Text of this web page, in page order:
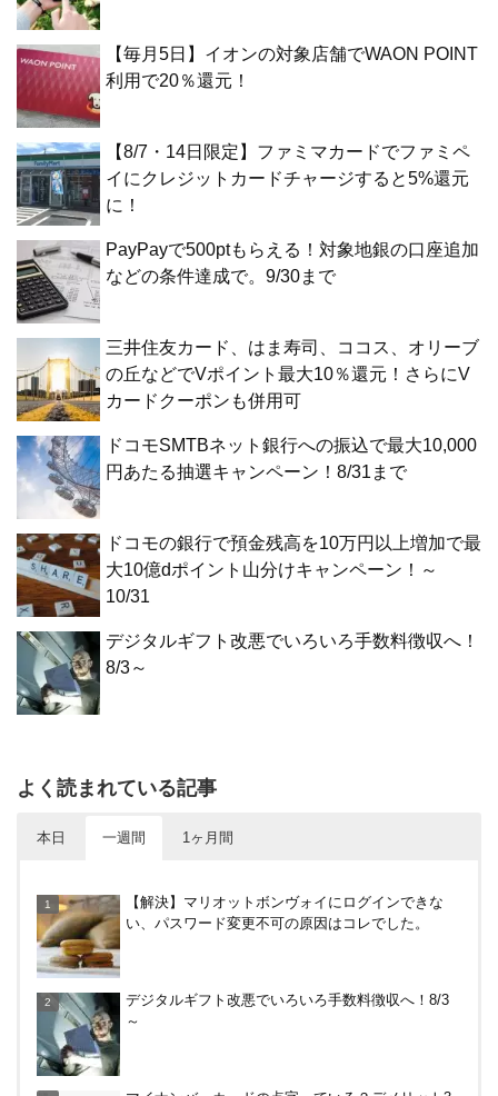
【毎月5日】イオンの対象店舗でWAON POINT
利用で20％還元！
【8/7・14日限定】ファミマカードでファミペ
イにクレジットカードチャージすると5%還元
に！
PayPayで500ptもらえる！対象地銀の口座追加
などの条件達成で。9/30まで
三井住友カード、はま寿司、ココス、オリーブ
の丘などでVポイント最大10％還元！さらにV
カードクーポンも併用可
ドコモSMTBネット銀行への振込で最大10,000
円あたる抽選キャンペーン！8/31まで
ドコモの銀行で預金残高を10万円以上増加で最
大10億dポイント山分けキャンペーン！～
10/31
デジタルギフト改悪でいろいろ手数料徴収へ！
8/3～
よく読まれている記事
本日 一週間 1ヶ月間
クレジットカードチャージすると5%還元に！
加入したけど勧誘ヤバいかな
【解決】マリオットボンヴォイにログインできな
い、パスワード変更不可の原因はコレでした。
デジタルギフト改悪でいろいろ手数料徴収へ！8/3
～